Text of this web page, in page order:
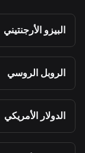
البيزو الأرجنتيني
الروبل الروسي
الدولار الأمريكي